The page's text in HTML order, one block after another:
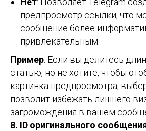
предпросмотр ссылки, что
сообщение более
привлекательным.
Пример: Если вы делитесь
статью, но не хотите, чтобы
картинка предпросмотра,
позволит избежать лишнего
загромождения в вашем
8. ID оригинального